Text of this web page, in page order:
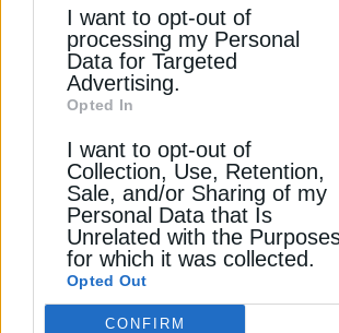
disclose it to other third parties.
I want to opt-out of
processing my Personal
Data for Targeted
Advertising.
Opted In
I want to opt-out of
Collection, Use, Retention,
Sale, and/or Sharing of my
Personal Data that Is
Unrelated with the
for which it was collected.
Opted Out
CONFIRM
ΦΥΣΙΚΟ ΑΕΡΙΟ
FT: Η Ελλάδα στοχεύει σε
στην μετά-Ρωσία αγορά
της Ευρώπης
22 Φεβρουαρίου 2026